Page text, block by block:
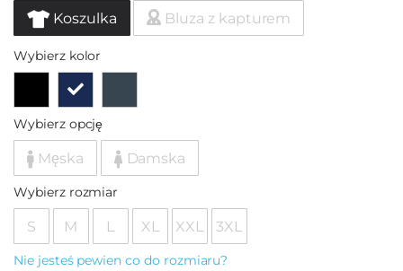
Koszulka Bluza z kapturem
Wybierz kolor
Wybierz opcję
Męska Damska
Wybierz rozmiar
S M L XL XXL 3XL
Nie jesteś pewien co do rozmiaru?